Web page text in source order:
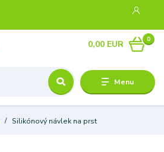
Menu
0
0,00 EUR
Silikónový návlek na prst